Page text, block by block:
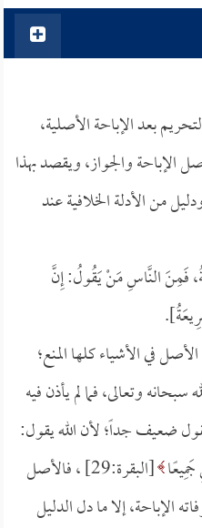
بعد الإباحة الأصلية،
الإباحة والجواز، ويقصد بهذا
من الأدلة الخلافية عند
فَمِنَ النَّاسِ مَنْ يَقُولُ: إِنَّ
في الأشياء كلها المنع؛
وتعالى، فما لم يأذن فيه
ضعيف جداً؛ لأن الله يقول:
[البقرة:29] ، فالأصل
الإباحة، إلا ما دل الدليل